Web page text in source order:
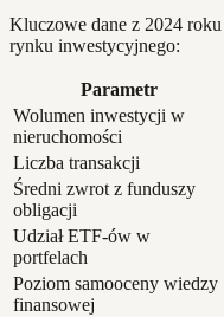
Kluczowe dane z 2024 roku
rynku inwestycyjnego:
Parametr
Wolumen inwestycji w
nieruchomości
Liczba transakcji
Średni zwrot z funduszy
obligacji
Udział ETF-ów w
portfelach
Poziom samooceny wiedzy
finansowej